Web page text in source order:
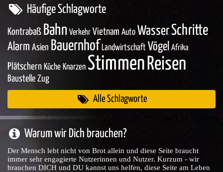
Häufige Schlagworte
Kontrabaß Bahn Verkehr Vietnam Auto WasserSchritte
Alarm Asien Bauernhof Landwirtschaft Vögel Afrika
Plätschern Küche Knarzen Stimmen Reisen
Baustelle Zug
Alle Schlagworte
Warum wir Dich brauchen?
Der Mensch lebt nicht von Brot allein und diese Seite braucht
immer sehr engagierte Nutzerinnen und Nutzer. Kurzum - wir
brauchen DICH und DU kannst uns helfen, diese Seite am Leben